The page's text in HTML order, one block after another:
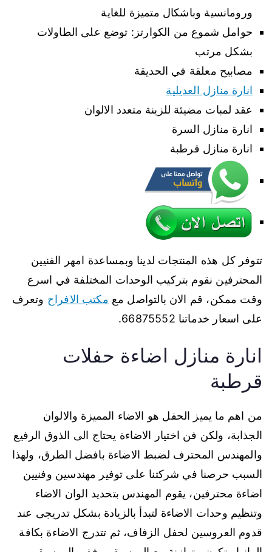
ورومانسية وباشكال متميزة للغاية
حوامل شموع من الكوارتز: توضع على الطاولات
بشكل مرتب
مصابيح معلقة في الحديقة
انارة منازل العديلية
عقد لمبات مضيئة للزينة متعدد الالوان
انارة منازل السرة
انارة منازل قرطبة
تتوفر كل هذه المنتجات لدينا وبمساعدة امهر الفنيين
المحترفين نقوم بتركيب الوحدات المختلفة في اسرع
وقت ممكن، قم الان بالتواصل مع مكتب الافراح وتعرف
على اسعار خدماتنا 66875552.
انارة منازل اضاءة حفلات
قرطبة
من اهم ما يميز الحفل هو الاضاء المميزة والالوان
الجذابة، ولكن فن اختيار الاضاءة يحتاج الى الذوق الرفيع
والمهندس المحترف لضبط الاضاءة بافضل الطرق، ولهذا
السبب حرصنا في شركتنا على توفير مهندسين وفنيين
اضاءة محترفين، يقوم المهندس بتحديد الوان الاضاء
وتنظيم وحدات الاضاءة لتبدأ بالزيادة بشكل تدريجى عند
قدوم العروسين لحفل الزفاف، ثم تتدرج الاضاءة بكافة